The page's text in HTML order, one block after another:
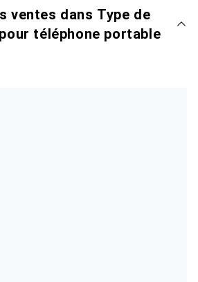
ventes dans Type de
téléphone portable